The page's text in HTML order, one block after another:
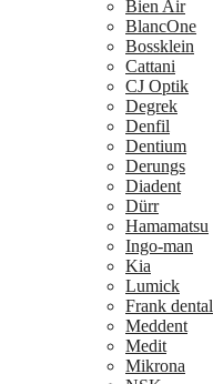
Bien Air
BlancOne
Bossklein
Cattani
CJ Optik
Degrek
Denfil
Dentium
Derungs
Diadent
Dürr
Hamamatsu
Ingo-man
Kia
Lumick
Frank dental
Meddent
Medit
Mikrona